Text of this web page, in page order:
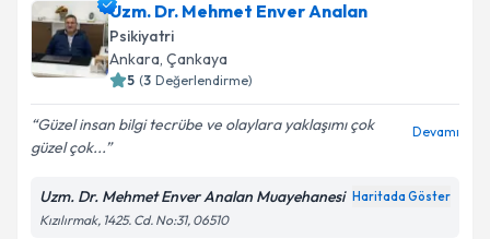
Uzm. Dr. Mehmet Enver Analan
Psikiyatri
Ankara, Çankaya
5 (3 Değerlendirme)
Güzel insan bilgi tecrübe ve olaylara yaklaşımı çok
güzel çok...
Devamı
Uzm. Dr. Mehmet Enver Analan Muayehanesi Haritada Göster
Kızılırmak, 1425. Cd. No:31, 06510